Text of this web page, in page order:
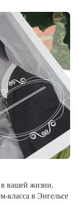
вашей жизни.
класса в Энгельсе